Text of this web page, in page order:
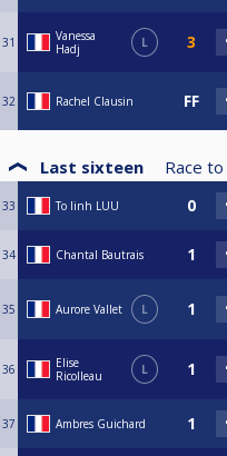
31
Vanessa
Hadj
L
32 Rachel Clausin
Last sixteen Race to
33 To linh LUU
34 Chantal Bautrais
35 Aurore Vallet L
36
Elise
Ricolleau
L
37 Ambres Guichard